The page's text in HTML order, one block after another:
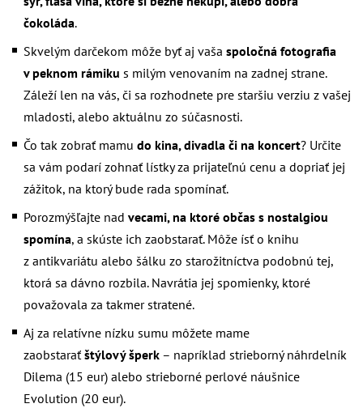
čokoláda.
Skvelým darčekom môže byť aj vaša spoločná fotografia
v peknom rámiku s milým venovaním na zadnej strane.
Záleží len na vás, či sa rozhodnete pre staršiu verziu z vašej
mladosti, alebo aktuálnu zo súčasnosti.
Čo tak zobrať mamu do kina, divadla či na koncert? Určite
sa vám podarí zohnať lístky za prijateľnú cenu a dopriať jej
zážitok, na ktorý bude rada spomínať.
Porozmýšľajte nad vecami, na ktoré občas s nostalgiou
spomína, a skúste ich zaobstarať. Môže ísť o knihu
z antikvariátu alebo šálku zo starožitníctva podobnú tej,
ktorá sa dávno rozbila. Navrátia jej spomienky, ktoré
považovala za takmer stratené.
Aj za relatívne nízku sumu môžete mame
zaobstaraťštýlový šperk – napríklad strieborný náhrdelník
Dilema (15 eur) alebo strieborné perlové náušnice
Evolution (20 eur).